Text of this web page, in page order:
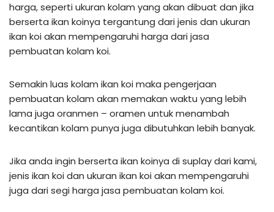
harga, seperti ukuran kolam yang akan dibuat dan jika
berserta ikan koinya tergantung dari jenis dan ukuran
ikan koi akan mempengaruhi harga dari jasa
pembuatan kolam koi.
Semakin luas kolam ikan koi maka pengerjaan
pembuatan kolam akan memakan waktu yang lebih
lama juga oranmen – oramen untuk menambah
kecantikan kolam punya juga dibutuhkan lebih banyak.
Jika anda ingin berserta ikan koinya di suplay dari kami,
jenis ikan koi dan ukuran ikan koi akan mempengaruhi
juga dari segi harga jasa pembuatan kolam koi.